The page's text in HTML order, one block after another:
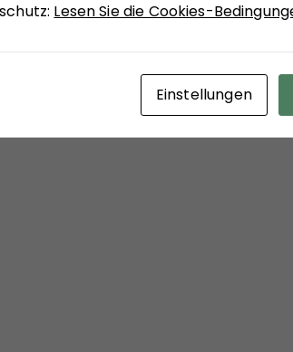
Lesen Sie die Cookies-
Einstellungen